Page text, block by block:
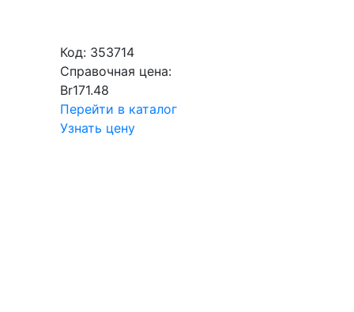
Код: 353714
Справочная цена:
Br171.48
Перейти в каталог
Узнать цену